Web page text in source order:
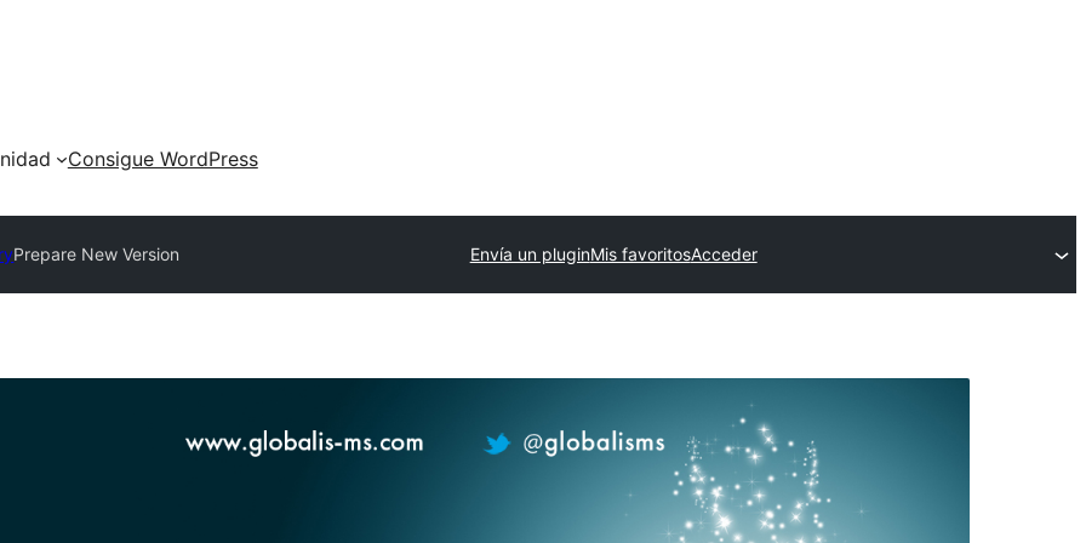
Consigue WordPress
Prepare New Version Envía un pluginMis favoritosAcceder